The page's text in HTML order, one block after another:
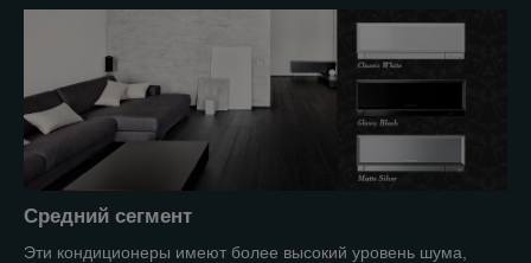
Средний сегмент
Эти кондиционеры имеют более высокий уровень шума,